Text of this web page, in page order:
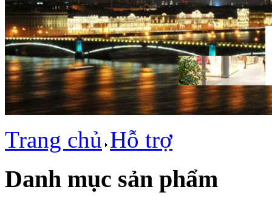
Trang chủ Hỗ trợ
Danh mục sản phẩm